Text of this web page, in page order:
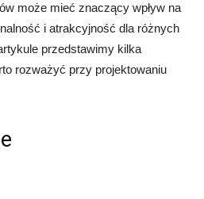
może mieć znaczący wpływ na
i atrakcyjność dla różnych
przedstawimy kilka
rozważyć przy projektowaniu